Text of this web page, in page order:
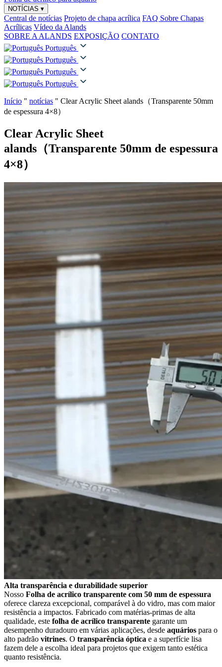
NOTÍCIAS ▾
Central de notícias Projeto de chapa acrílica FAQ Sobre Chapas
Acrílicas Vídeo da Alands
SOBRE A ALANDS EXPOSIÇÃO CONTATO
Português
Português
Português
Português
Início " notícias " Clear Acrylic Sheet alands（Transparente 50mm
de espessura 4×8）
Clear Acrylic Sheet
alands（Transparente 50mm de espessura
4×8）
Alta transparência e durabilidade superior
Nosso Folha de acrílico transparente com 50 mm de espessura
oferece clareza excepcional, comparável à do vidro, mas com maior
resistência a impactos. Fabricado com matérias-primas de alta
qualidade, este folha de acrílico transparente garante um
desempenho duradouro em várias aplicações, desde aquários para o
alto padrão vitrines. O transparência óptica e a superfície lisa
fazem dele a escolha ideal para projetos que exigem tanto estética
quanto resistência.